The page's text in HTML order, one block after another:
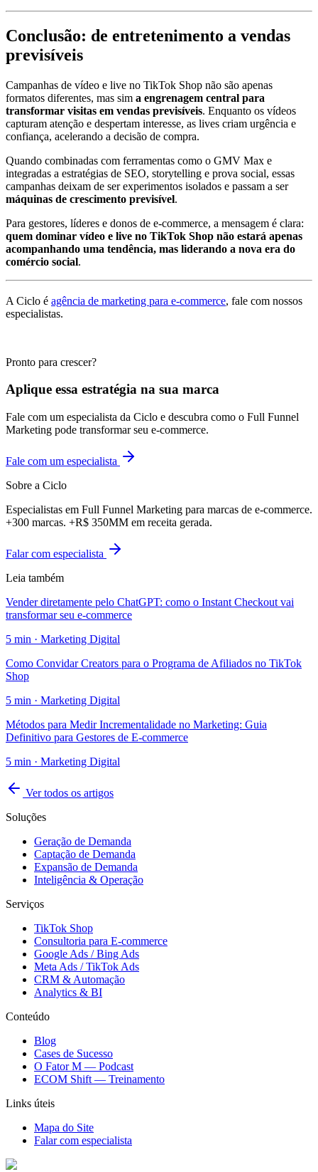
Conclusão: de entretenimento a vendas
previsíveis
Campanhas de vídeo e live no TikTok Shop não são apenas
formatos diferentes, mas sim a engrenagem central para
transformar visitas em vendas previsíveis. Enquanto os vídeos
capturam atenção e despertam interesse, as lives criam urgência e
confiança, acelerando a decisão de compra.
Quando combinadas com ferramentas como o GMV Max e
integradas a estratégias de SEO, storytelling e prova social, essas
campanhas deixam de ser experimentos isolados e passam a ser
máquinas de crescimento previsível.
Para gestores, líderes e donos de e-commerce, a mensagem é clara:
quem dominar vídeo e live no TikTok Shop não estará apenas
acompanhando uma tendência, mas liderando a nova era do
comércio social.
A Ciclo é agência de marketing para e-commerce, fale com nossos
especialistas.
Pronto para crescer?
Aplique essa estratégia na sua marca
Fale com um especialista da Ciclo e descubra como o Full Funnel
Marketing pode transformar seu e-commerce.
Fale com um especialista
Sobre a Ciclo
Especialistas em Full Funnel Marketing para marcas de e-commerce.
+300 marcas. +R$ 350MM em receita gerada.
Falar com especialista
Leia também
Vender diretamente pelo ChatGPT: como o Instant Checkout vai
transformar seu e-commerce
5 min · Marketing Digital
Como Convidar Creators para o Programa de Afiliados no TikTok
Shop
5 min · Marketing Digital
Métodos para Medir Incrementalidade no Marketing: Guia
Definitivo para Gestores de E-commerce
5 min · Marketing Digital
Ver todos os artigos
Soluções
Geração de Demanda
Captação de Demanda
Expansão de Demanda
Inteligência & Operação
Serviços
TikTok Shop
Consultoria para E-commerce
Google Ads / Bing Ads
Meta Ads / TikTok Ads
CRM & Automação
Analytics & BI
Conteúdo
Blog
Cases de Sucesso
O Fator M — Podcast
ECOM Shift — Treinamento
Links úteis
Mapa do Site
Falar com especialista